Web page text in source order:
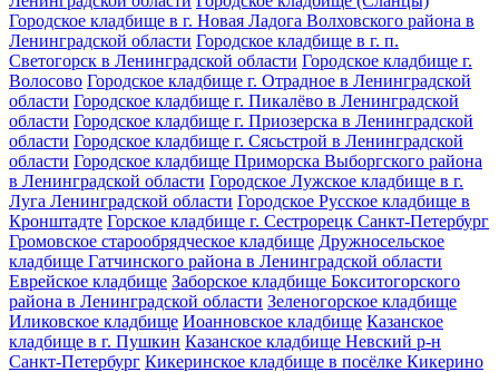
Городское кладбище в г. Новая Ладога Волховского района в
Ленинградской области Городское кладбище в г. п.
Светогорск в Ленинградской области Городское кладбище г.
Волосово Городское кладбище г. Отрадное в Ленинградской
области Городское кладбище г. Пикалёво в Ленинградской
области Городское кладбище г. Приозерска в Ленинградской
области Городское кладбище г. Сясьстрой в Ленинградской
области Городское кладбище Приморска Выборгского района
в Ленинградской области Городское Лужское кладбище в г.
Луга Ленинградской области Городское Русское кладбище в
Кронштадте Горское кладбище г. Сестрорецк Санкт-Петербург
Громовское старообрядческое кладбище Дружносельское
кладбище Гатчинского района в Ленинградской области
Еврейское кладбище Заборское кладбище Бокситогорского
района в Ленинградской области Зеленогорское кладбище
Иликовское кладбище Иоанновское кладбище Казанское
кладбище в г. Пушкин Казанское кладбище Невский р-н
Санкт-Петербург Кикеринское кладбище в посёлке Кикерино